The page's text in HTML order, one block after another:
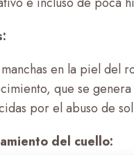
en la piel del
que se
por el abuso de
del cuello: